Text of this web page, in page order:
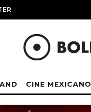
CINE MEXICANO